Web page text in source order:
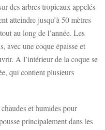
des arbres tropicaux appelés
atteindre jusqu’à 50 mètres
au long de l’année. Les
avec une coque épaisse et
A l’intérieur de la coque se
qui contient plusieurs
et humides pour
principalement dans les